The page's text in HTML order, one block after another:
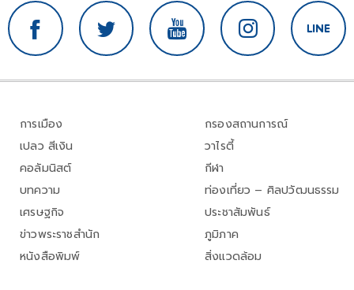
การเมือง
เปลว สีเงิน
คอลัมนิสต์
บทความ
เศรษฐกิจ
ข่าวพระราชสำนัก
หนังสือพิมพ์
กรองสถานการณ์
วาไรตี้
กีฬา
ท่องเที่ยว – ศิลปวัฒนธรรม
ประชาสัมพันธ์
ภูมิภาค
สิ่งแวดล้อม